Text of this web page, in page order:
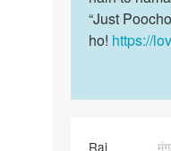
“Just
ho! https://
Raj